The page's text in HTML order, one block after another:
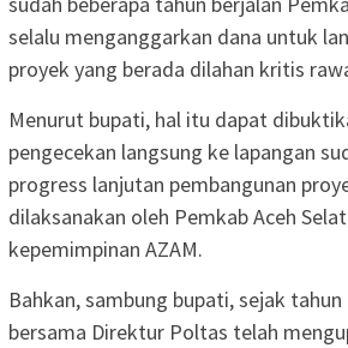
selalu menganggarkan dana untuk
proyek yang berada dilahan kritis
Menurut bupati, hal itu dapat
pengecekan langsung ke lapangan
progress lanjutan pembangunan
dilaksanakan oleh Pemkab Aceh
kepemimpinan AZAM.
Bahkan, sambung bupati, sejak
bersama Direktur Poltas telah